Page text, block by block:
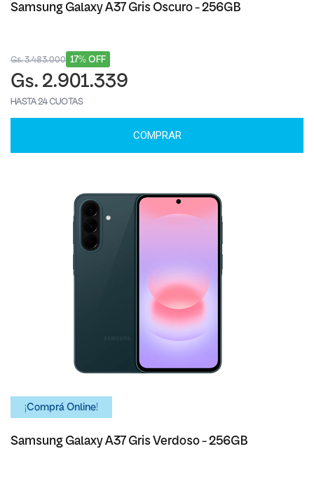
Samsung Galaxy A37 Gris Oscuro - 256GB
17% OFF
Gs. 3.483.000
Gs. 2.901.339
HASTA 24 CUOTAS
COMPRAR
¡Comprá Online!
Samsung Galaxy A37 Gris Verdoso - 256GB